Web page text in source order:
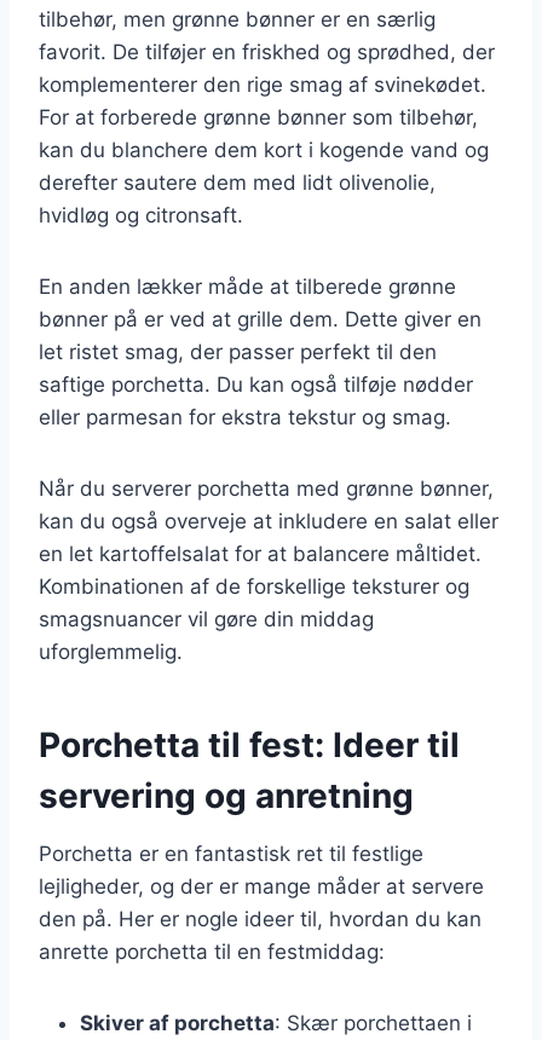
tilbehør, men grønne bønner er en særlig
favorit. De tilføjer en friskhed og sprødhed, der
komplementerer den rige smag af svinekødet.
For at forberede grønne bønner som tilbehør,
kan du blanchere dem kort i kogende vand og
derefter sautere dem med lidt olivenolie,
hvidløg og citronsaft.
En anden lækker måde at tilberede grønne
bønner på er ved at grille dem. Dette giver en
let ristet smag, der passer perfekt til den
saftige porchetta. Du kan også tilføje nødder
eller parmesan for ekstra tekstur og smag.
Når du serverer porchetta med grønne bønner,
kan du også overveje at inkludere en salat eller
en let kartoffelsalat for at balancere måltidet.
Kombinationen af de forskellige teksturer og
smagsnuancer vil gøre din middag
uforglemmelig.
Porchetta til fest: Ideer til
servering og anretning
Porchetta er en fantastisk ret til festlige
lejligheder, og der er mange måder at servere
den på. Her er nogle ideer til, hvordan du kan
anrette porchetta til en festmiddag:
Skiver af porchetta: Skær porchettaen i